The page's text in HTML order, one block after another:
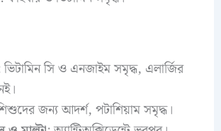
সি ও এনজাইম সমৃদ্ধ, এলার্জির
জন্য আদর্শ, পটাশিয়াম সমৃদ্ধ।